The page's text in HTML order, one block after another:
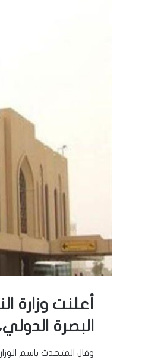
أعلنت وزارة
البصرة
وقال المتحدث باسم